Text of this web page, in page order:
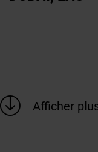
Afficher